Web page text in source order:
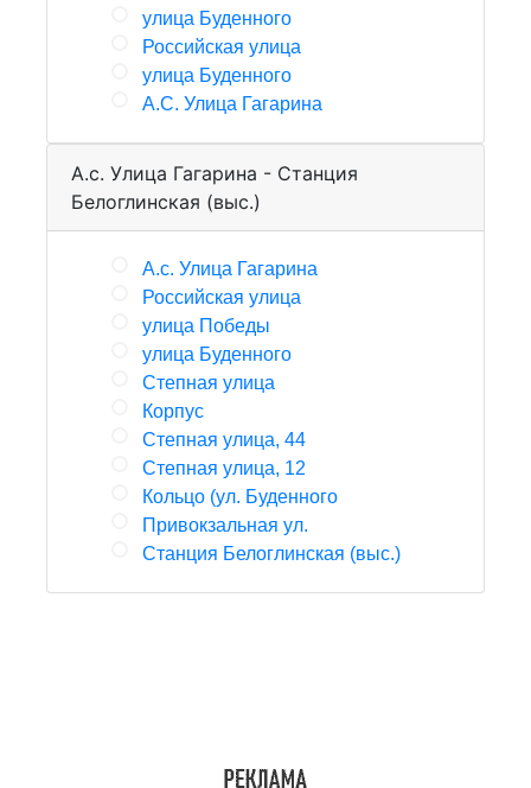
улица Буденного
Российская улица
улица Буденного
А.С. Улица Гагарина
А.с. Улица Гагарина - Станция
Белоглинская (выс.)
А.с. Улица Гагарина
Российская улица
улица Победы
улица Буденного
Степная улица
Корпус
Степная улица, 44
Степная улица, 12
Кольцо (ул. Буденного
Привокзальная ул.
Станция Белоглинская (выс.)